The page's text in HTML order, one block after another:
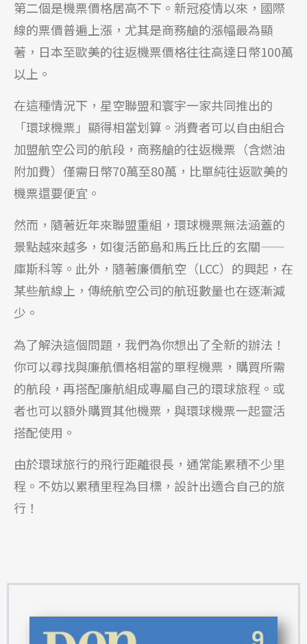
第二個是機票價格居高不下。新冠疫情以來，國際
線的票價普遍上漲，尤其是商務艙的漲幅最為顯
著，日本至歐美的往返機票價格往往高達日幣100萬
以上。
在這種情況下，星空聯盟和寰宇一家共同推出的
「環球機票」顯得相當划算。消費者可以自由組合
加盟航空公司的航段，商務艙的往返機票（含燃油
附加費）僅需日幣70萬至80萬，比單純往返歐美的
機票還要便宜。
然而，隨著近年來聯盟重組，環球機票無法涵蓋的
景點越來越多，如復活節島和馬丘比丘的玄關——
庫斯科等。此外，隨著廉價航空（LCC）的興起，在
某些航線上，傳統航空公司的航班數量也在逐漸減
少。
為了解決這個問題，我們為你想出了全新的辦法！
你可以尋找與廉航價格相當的單程機票，購買所需
的航段，再搭配廉航組成專屬自己的環球旅程。或
者也可以額外購買其他機票，與環球機票一起靈活
搭配使用。
由於環球旅行的飛行距離很長，通常能累積不少里
程。不妨以累積里程為目標，設計出適合自己的旅
行！